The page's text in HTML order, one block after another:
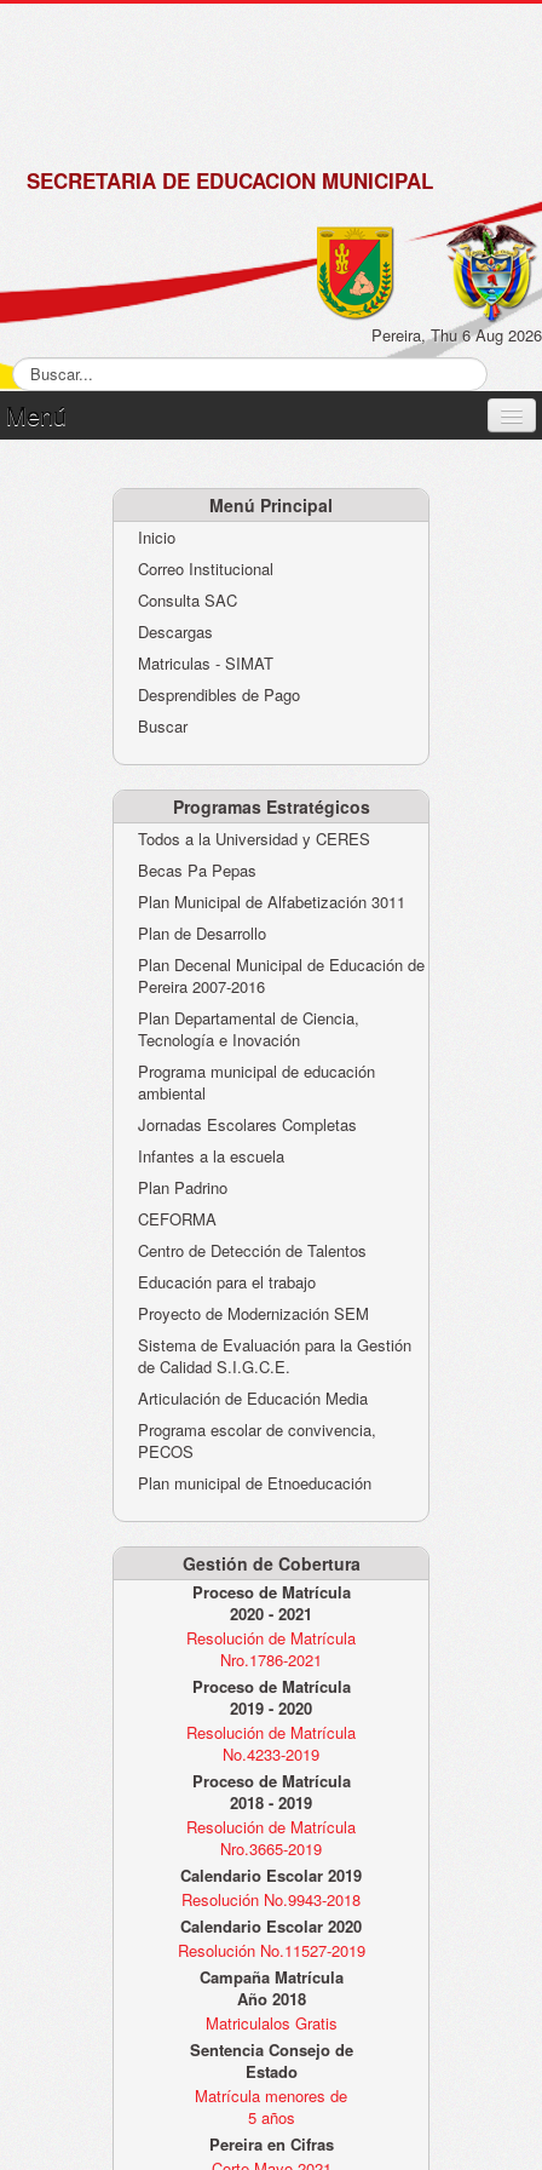
SECRETARIA DE EDUCACION MUNICIPAL
Pereira, Thu 6 Aug 2026
Menú
Atención al Ciudadano
Instituciones Educativas
Despacho Secretaría
Evaluación desempeño
Humano-Cesantías
Menú Principal
Inicio
Correo Institucional
Consulta SAC
Descargas
Matriculas - SIMAT
Desprendibles de Pago
Buscar
Programas Estratégicos
Todos a la Universidad y CERES
Becas Pa Pepas
Plan Municipal de Alfabetización 3011
Plan de Desarrollo
Plan Decenal Municipal de Educación de
Pereira 2007-2016
Plan Departamental de Ciencia,
Tecnología e Inovación
Programa municipal de educación
ambiental
Jornadas Escolares Completas
Infantes a la escuela
Plan Padrino
CEFORMA
Centro de Detección de Talentos
Educación para el trabajo
Proyecto de Modernización SEM
Sistema de Evaluación para la Gestión
de Calidad S.I.G.C.E.
Articulación de Educación Media
Programa escolar de convivencia,
PECOS
Plan municipal de Etnoeducación
Gestión de Cobertura
Proceso de Matrícula
2020 - 2021
Resolución de Matrícula
Nro.1786-2021
Proceso de Matrícula
2019 - 2020
Resolución de Matrícula
No.4233-2019
Proceso de Matrícula
2018 - 2019
Resolución de Matrícula
Nro.3665-2019
Calendario Escolar 2019
Resolución No.9943-2018
Calendario Escolar 2020
Resolución No.11527-2019
Campaña Matrícula
Año 2018
Matriculalos Gratis
Sentencia Consejo de
Estado
Matrícula menores de
5 años
Pereira en Cifras
de